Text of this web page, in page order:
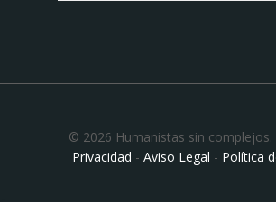
© 2026 Humanistas sin complejos.
Privacidad - Aviso Legal - Política